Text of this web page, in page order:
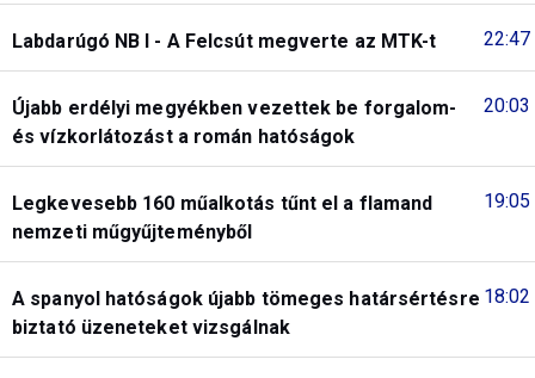
22:47
Labdarúgó NB I - A Felcsút megverte az MTK-t
20:03
Újabb erdélyi megyékben vezettek be forgalom-
és vízkorlátozást a román hatóságok
19:05
Legkevesebb 160 műalkotás tűnt el a flamand
nemzeti műgyűjteményből
18:02
A spanyol hatóságok újabb tömeges határsértésre
biztató üzeneteket vizsgálnak